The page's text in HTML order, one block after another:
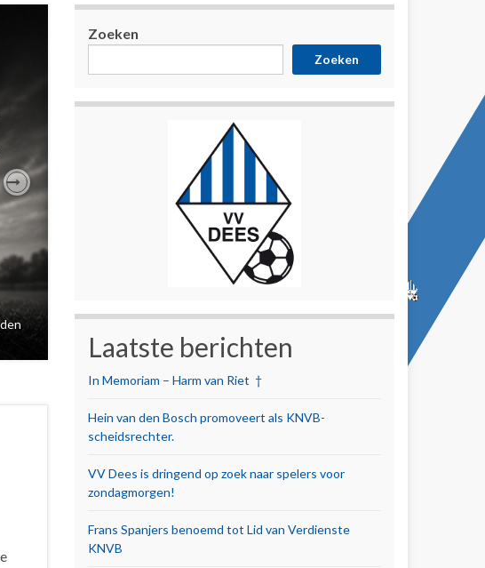
Next
Zoeken
Zoeken
Laatste berichten
In Memoriam – Harm van Riet †
Hein van den Bosch promoveert als KNVB-
scheidsrechter.
VV Dees is dringend op zoek naar spelers voor
zondagmorgen!
Frans Spanjers benoemd tot Lid van Verdienste
KNVB